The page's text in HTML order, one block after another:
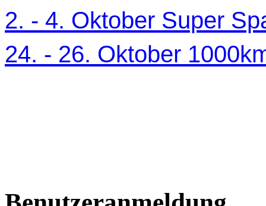
2. - 4. Oktober Super
24. - 26. Oktober